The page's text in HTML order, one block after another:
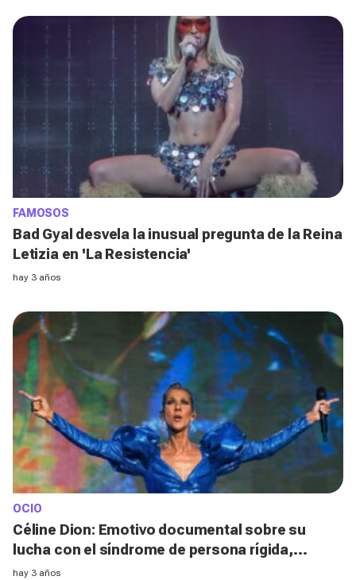
FAMOSOS
Bad Gyal desvela la inusual pregunta de la Reina
Letizia en 'La Resistencia'
hay 3 años
OCIO
Céline Dion: Emotivo documental sobre su
lucha con el síndrome de persona rígida,
próximamente en Prime Video
hay 3 años